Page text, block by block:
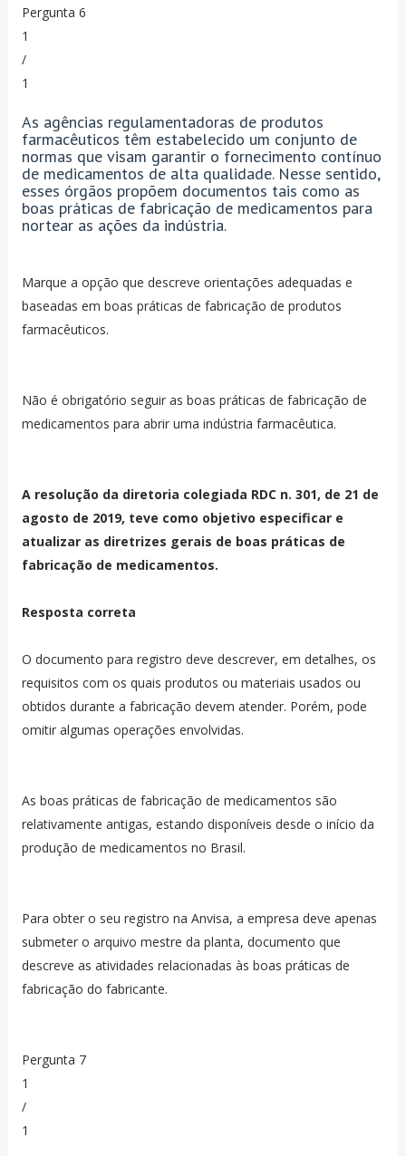
Pergunta 6
1
/
1
As agências regulamentadoras de produtos
farmacêuticos têm estabelecido um conjunto de
normas que visam garantir o fornecimento contínuo
de medicamentos de alta qualidade. Nesse sentido,
esses órgãos propõem documentos tais como as
boas práticas de fabricação de medicamentos para
nortear as ações da indústria.
Marque a opção que descreve orientações adequadas e
baseadas em boas práticas de fabricação de produtos
farmacêuticos.
Não é obrigatório seguir as boas práticas de fabricação de
medicamentos para abrir uma indústria farmacêutica.
A resolução da diretoria colegiada RDC n. 301, de 21 de
agosto de 2019, teve como objetivo especificar e
atualizar as diretrizes gerais de boas práticas de
fabricação de medicamentos.
Resposta correta
O documento para registro deve descrever, em detalhes, os
requisitos com os quais produtos ou materiais usados ou
obtidos durante a fabricação devem atender. Porém, pode
omitir algumas operações envolvidas.
As boas práticas de fabricação de medicamentos são
relativamente antigas, estando disponíveis desde o início da
produção de medicamentos no Brasil.
Para obter o seu registro na Anvisa, a empresa deve apenas
submeter o arquivo mestre da planta, documento que
descreve as atividades relacionadas às boas práticas de
fabricação do fabricante.
Pergunta 7
1
/
1